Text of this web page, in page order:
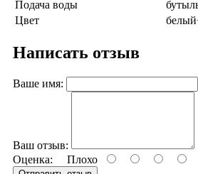
Подача воды
Цвет
Написать отзыв
Ваше имя:
Ваш отзыв:
Оценка: Плохо